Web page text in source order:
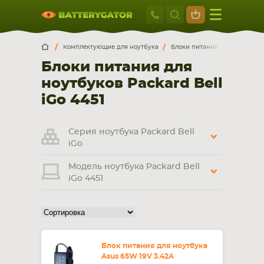
Москва
+7 495 414
Москва Санкт-Петербург
г. Москва, ул. Ткацкая, 5с3 (м. Семеновская)
5 мин. ходьбы от ст.м. “Семеновская”
+7 495 414 28 59
9:00-21:00
смартфона, планшета
Комплектующие для ноутбука Блоки питания для
Блоки питания для
ноутбуков Packard Bell
iGo 4451
Серия ноутбука Packard Bell
iGo
Модель ноутбука Packard Bell
iGo 4451
Блок питания для ноутбука
Asus 65W 19V 3.42A